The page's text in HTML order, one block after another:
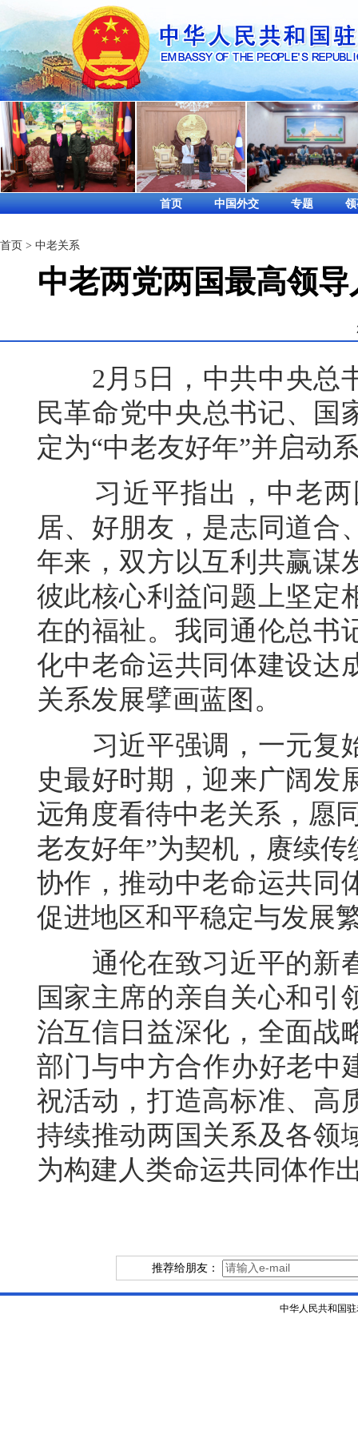
首页 中国外交 专题
首页 > 中老关系
中老两党两国最高领
2月5日，中共中央总
民革命党中央总书记、国
定为“中老友好年”并启动
习近平指出，中老两
居、好朋友，是志同道合
年来，双方以互利共赢谋
彼此核心利益问题上坚定
在的福祉。我同通伦总书
化中老命运共同体建设达
关系发展擘画蓝图。
习近平强调，一元复始
史最好时期，迎来广阔发
远角度看待中老关系，愿
老友好年”为契机，赓续
协作，推动中老命运共同
促进地区和平稳定与发展
通伦在致习近平的新春
国家主席的亲自关心和引
治互信日益深化，全面战
部门与中方合作办好老中
祝活动，打造高标准、高
持续推动两国关系及各领
为构建人类命运共同体作
推荐给朋友：
中华人民共和国